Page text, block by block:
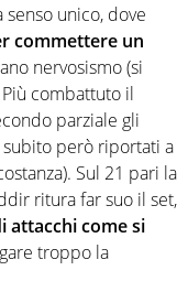
unico, dove
commettere un
nervosismo (si
combattuto il
parziale gli
subito però riportati a
Sul 21 pari la
ritura far suo il set,
attacchi come si
troppo la